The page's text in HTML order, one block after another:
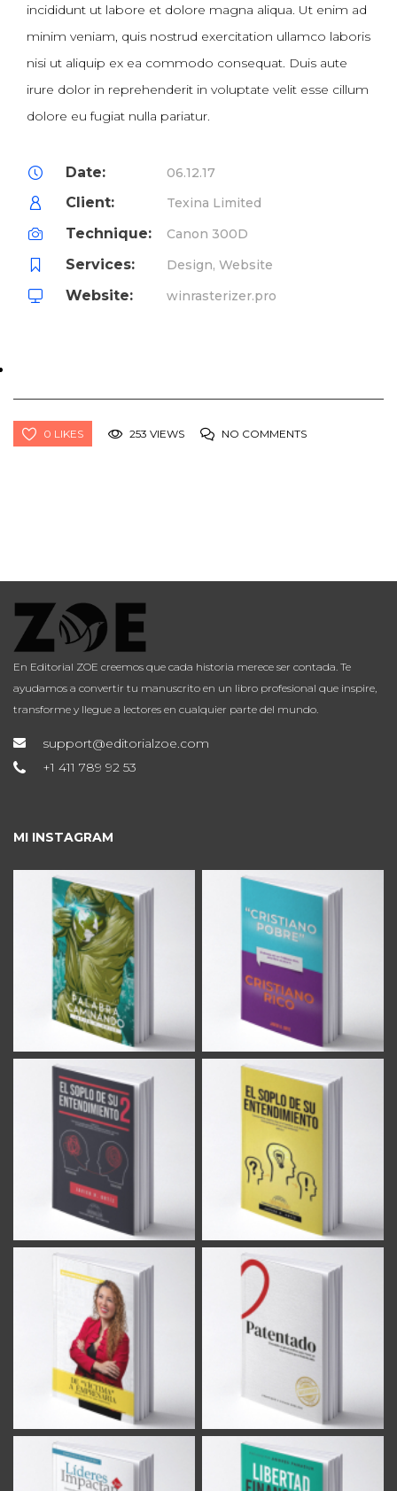
incididunt ut labore et dolore magna aliqua. Ut enim ad
minim veniam, quis nostrud exercitation ullamco laboris
nisi ut aliquip ex ea commodo consequat. Duis aute
irure dolor in reprehenderit in voluptate velit esse cillum
dolore eu fugiat nulla pariatur.
Date: 06.12.17
Client: Texina Limited
Technique: Canon 300D
Services: Design, Website
Website: winrasterizer.pro
0 LIKES 253 VIEWS NO COMMENTS
En Editorial ZOE creemos que cada historia merece ser contada. Te
ayudamos a convertir tu manuscrito en un libro profesional que inspire,
transforme y llegue a lectores en cualquier parte del mundo.
support@editorialzoe.com
+1 411 789 92 53
MI INSTAGRAM